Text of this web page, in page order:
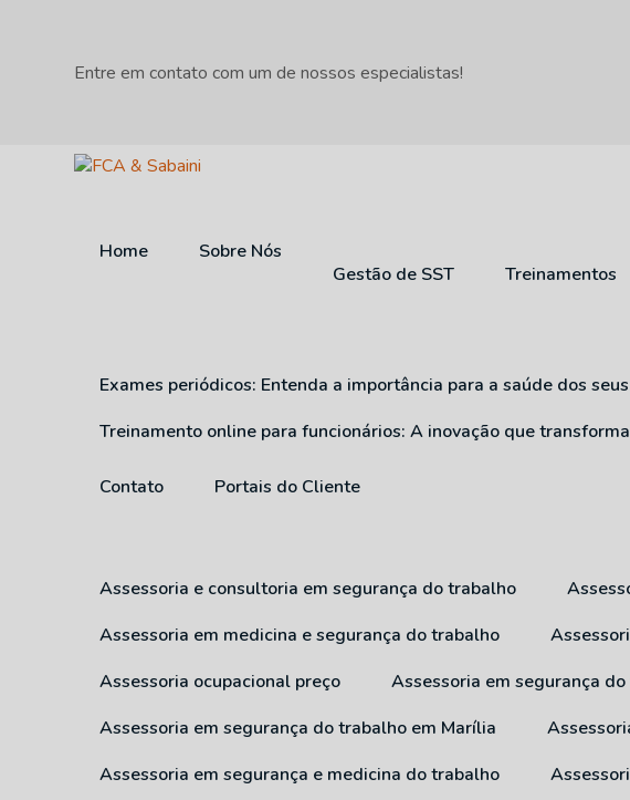
Entre em contato com um de nossos especialistas!
Home Sobre Nós
Gestão de SST Treinamentos
Exames periódicos: Entenda a importância para a saúde dos
Treinamento online para funcionários: A inovação que
Contato Portais do Cliente
Assessoria e consultoria em segurança do trabalho
Assessoria em medicina e segurança do trabalho
Assessoria ocupacional preço
Assessoria em segurança
Assessoria em segurança do trabalho em Marília
Assessoria em segurança e medicina do trabalho